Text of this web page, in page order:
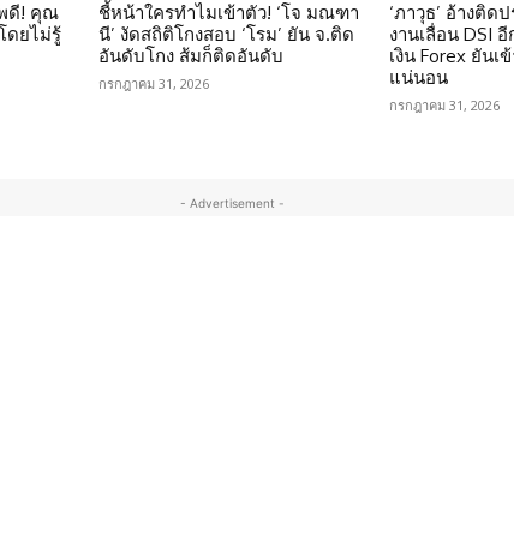
ดี! คุณ
ดยไม่รู้
ชี้หน้าใครทำไมเข้าตัว! ‘โจ มณฑา
นี’ งัดสถิติโกงสอบ ‘โรม’ ยัน จ.ติด
อันดับโกง ส้มก็ติดอันดับ
กรกฎาคม 31, 2026
‘ภาวุธ’ อ้างติด
งานเลื่อน DSI
เงิน Forex ยันเ
แน่นอน
กรกฎาคม 31, 2026
- Advertisement -